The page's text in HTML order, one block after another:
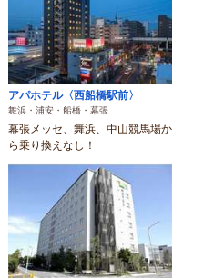
アパホテル〈西船橋駅前〉
舞浜・浦安・船橋・幕張
幕張メッセ、舞浜、中山競馬場か
ら乗り換えなし！